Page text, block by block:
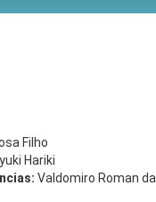
Filho
Hariki
Valdomiro Roman da